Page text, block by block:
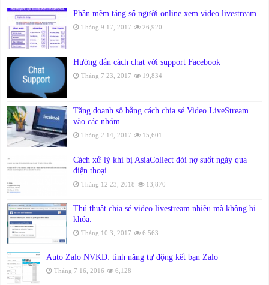
Phần mềm tăng số người online xem video livestream
Tháng 9 17, 2017 26,920
Hướng dẫn cách chat với support Facebook
Tháng 7 23, 2017 19,834
Tăng doanh số bằng cách chia sẻ Video LiveStream
vào các nhóm
Tháng 2 14, 2017 15,601
Cách xử lý khi bị AsiaCollect đòi nợ suốt ngày qua
điện thoại
Tháng 12 23, 2018 13,870
Thủ thuật chia sẻ video livestream nhiều mà không bị
khóa.
Tháng 10 3, 2017 6,563
Auto Zalo NVKD: tính năng tự động kết bạn Zalo
Tháng 7 16, 2016 6,128